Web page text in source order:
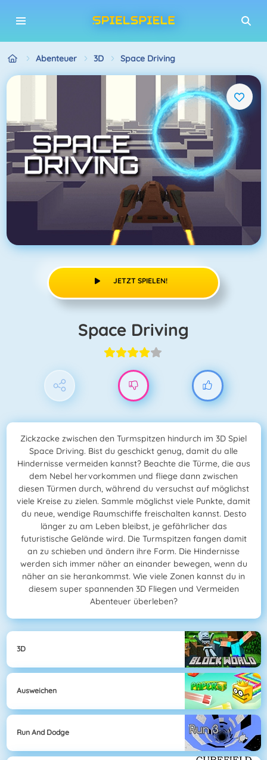
Abenteuer 3D Space Driving
JETZT SPIELEN!
Space Driving
Zickzacke zwischen den Turmspitzen hindurch im 3D Spiel
Space Driving. Bist du geschickt genug, damit du alle
Hindernisse vermeiden kannst? Beachte die Türme, die aus
dem Nebel hervorkommen und fliege dann zwischen
diesen Türmen durch, während du versuchst auf möglichst
viele Kreise zu zielen. Sammle möglichst viele Punkte, damit
du neue, wendige Raumschiffe freischalten kannst. Desto
länger zu am Leben bleibst, je gefährlicher das
futuristische Gelände wird. Die Turmspitzen fangen damit
an zu schieben und ändern ihre Form. Die Hindernisse
werden sich immer näher an einander bewegen, wenn du
näher an sie herankommst. Wie viele Zonen kannst du in
diesem super spannenden 3D Fliegen und Vermeiden
Abenteuer überleben?
3D
Ausweichen
Run And Dodge